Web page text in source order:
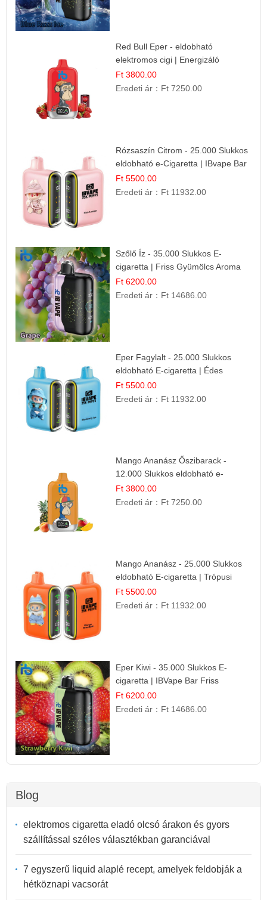
Red Bull Eper - eldobható
elektromos cigi | Energizáló
Gyümölcs Íz
Ft 3800.00
Eredeti ár： Ft 7250.00
Rózsaszín Citrom - 25.000 Slukkos
eldobható e-Cigaretta | IBvape Bar
Ft 5500.00
Eredeti ár： Ft 11932.00
Szőlő Íz - 35.000 Slukkos E-
cigaretta | Friss Gyümölcs Aroma
Ft 6200.00
Eredeti ár： Ft 14686.00
Eper Fagylalt - 25.000 Slukkos
eldobható E-cigaretta | Édes
Desszert Íz
Ft 5500.00
Eredeti ár： Ft 11932.00
Mango Ananász Őszibarack -
12.000 Slukkos eldobható e-
Cigaretta
Ft 3800.00
Eredeti ár： Ft 7250.00
Mango Ananász - 25.000 Slukkos
eldobható E-cigaretta | Trópusi
Ízélmény
Ft 5500.00
Eredeti ár： Ft 11932.00
Eper Kiwi - 35.000 Slukkos E-
cigaretta | IBVape Bar Friss
Gyümölcs Ízek
Ft 6200.00
Eredeti ár： Ft 14686.00
Blog
elektromos cigaretta eladó olcsó árakon és gyors
szállítással széles választékban garanciával
7 egyszerű liquid alaplé recept, amelyek feldobják a
hétköznapi vacsorát